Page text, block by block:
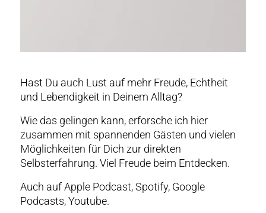
Hast Du auch Lust auf mehr Freude, Echtheit
und Lebendigkeit in Deinem Alltag?
Wie das gelingen kann, erforsche ich hier
zusammen mit spannenden Gästen und vielen
Möglichkeiten für Dich zur direkten
Selbsterfahrung. Viel Freude beim Entdecken.
Auch auf Apple Podcast, Spotify, Google
Podcasts, Youtube.